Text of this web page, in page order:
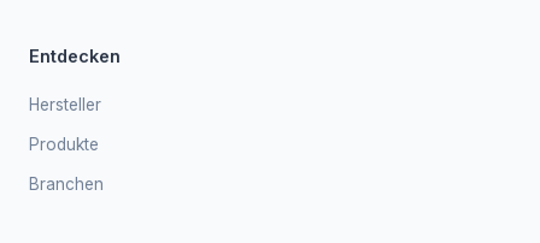
Entdecken
Hersteller
Produkte
Branchen